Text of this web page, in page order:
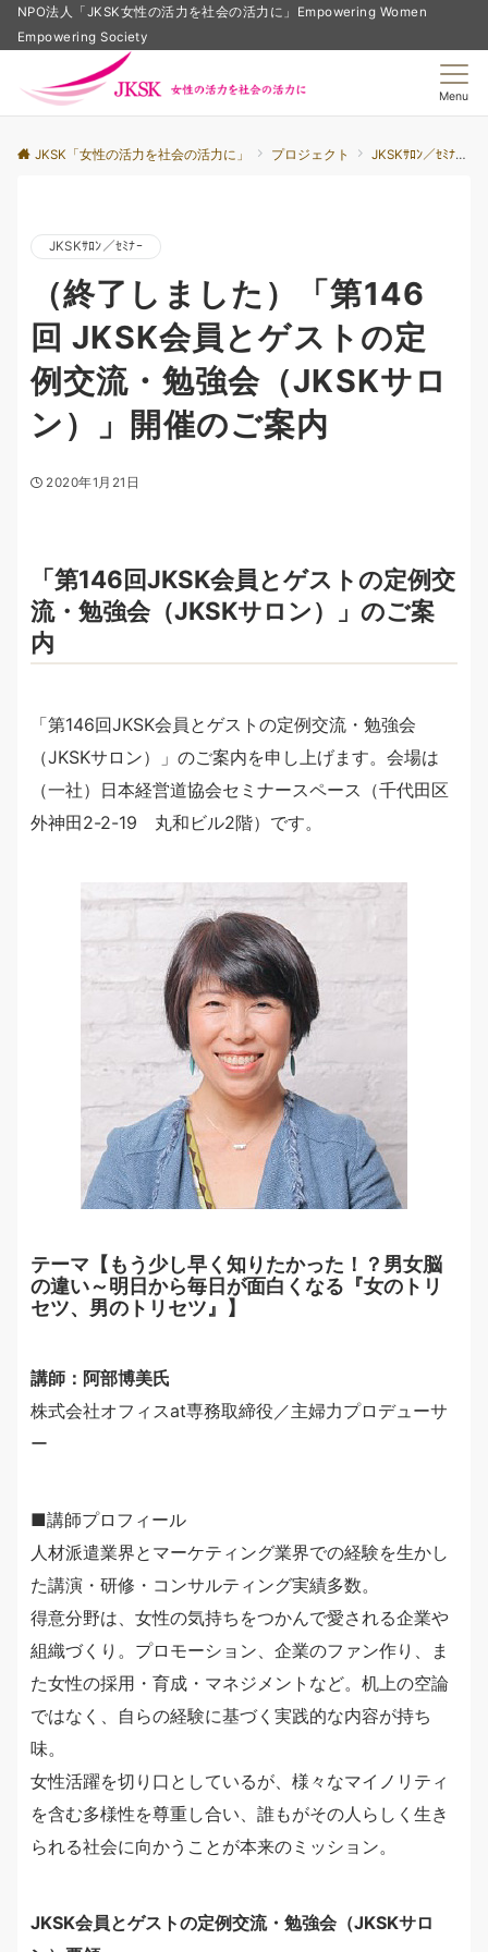
NPO法人「JKSK女性の活力を社会の活力に」Empowering Women
Empowering Society
Menu
JKSK「女性の活力を社会の活力に」 プロジェクト JKSKｻﾛﾝ／ｾﾐﾅｰ
JKSKｻﾛﾝ／ｾﾐﾅｰ
（終了しました）「第146
回 JKSK会員とゲストの定
例交流・勉強会（JKSKサロ
ン）」開催のご案内
2020年1月21日
「第146回JKSK会員とゲストの定例交
流・勉強会（JKSKサロン）」のご案
内
「第146回JKSK会員とゲストの定例交流・勉強会
（JKSKサロン）」のご案内を申し上げます。会場は
（一社）日本経営道協会セミナースペース（千代田区
外神田2-2-19 丸和ビル2階）です。
テーマ【もう少し早く知りたかった！？男女脳
の違い～明日から毎日が面白くなる『女のトリ
セツ、男のトリセツ』】
講師：阿部博美氏
株式会社オフィスat専務取締役／主婦力プロデューサ
ー
■講師プロフィール
人材派遣業界とマーケティング業界での経験を生かし
た講演・研修・コンサルティング実績多数。
得意分野は、女性の気持ちをつかんで愛される企業や
組織づくり。プロモーション、企業のファン作り、ま
た女性の採用・育成・マネジメントなど。机上の空論
ではなく、自らの経験に基づく実践的な内容が持ち
味。
女性活躍を切り口としているが、様々なマイノリティ
を含む多様性を尊重し合い、誰もがその人らしく生き
られる社会に向かうことが本来のミッション。
JKSK会員とゲストの定例交流・勉強会（JKSKサロ